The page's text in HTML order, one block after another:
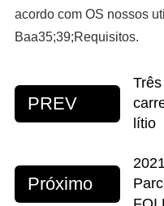
acordo com OS nossos
Baa35;39;Requisitos.
PREV
lítio
Próximo